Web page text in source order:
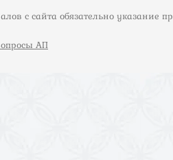
с сайта обязательно указание
АП